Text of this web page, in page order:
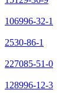
106996-32-1
2530-86-1
227085-51-0
128996-12-3